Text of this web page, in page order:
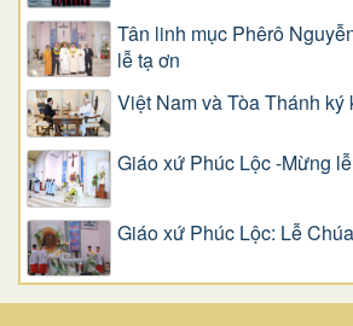
Tân linh mục Phêrô
lễ tạ ơn
Việt Nam và Tòa Thánh ký
Giáo xứ Phúc Lộc -Mừng
Giáo xứ Phúc Lộc: Lễ